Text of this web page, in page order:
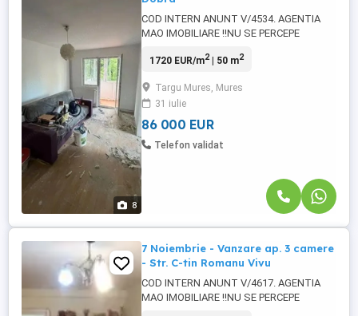
8
COD INTERN ANUNT V/4534. AGENTIA
MAO IMOBILIARE !!NU SE PERCEPE
Mao Imobiliare propune spre vanzare
cartierul Dambu Pietros, strada Petru
Dobra, aproape de gradinite, scoli,
magazine, farmacii, brutarii. Apartamentul
1720 EUR/m2| 50 m2
Targu Mures, Mures
31 iulie
86 000 EUR
Telefon validat
7 Noiembrie - Vanzare ap. 3 camere
- Str. C-tin Romanu Vivu
COD INTERN ANUNT V/4617. AGENTIA
MAO IMOBILIARE !!NU SE PERCEPE